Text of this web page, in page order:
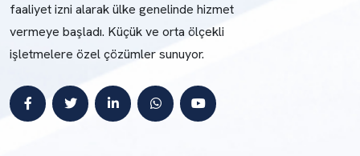
faaliyet izni alarak ülke genelinde hizmet
vermeye başladı. Küçük ve orta ölçekli
işletmelere özel çözümler sunuyor.